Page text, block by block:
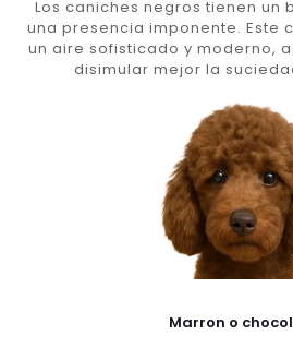
Los caniches negros tienen un
una presencia imponente. Este
un aire sofisticado y moderno,
disimular mejor la
Marron o